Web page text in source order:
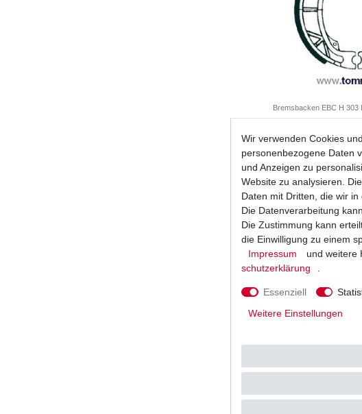
Bremsbacken EBC H 303
UVP 16,97 €
1 Satz | 12,83 € / Satz
inkl. ges. MwSt.
verschiedene Varianten
Wir verwenden Cookies
personenbezogene Daten
und Anzeigen zu
Website zu analysieren.
Daten mit Dritten, die wir in
Die Datenverarbeitung
Die Zustimmung kann
die Einwilligung zu einem
Impressum
und weitere
schutz­erklärung
Essenziell
Weitere Einstellungen